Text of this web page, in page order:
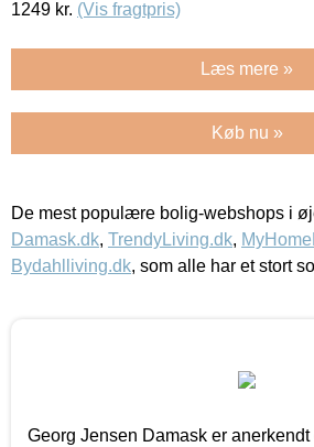
1249 kr. (Vis fragtpris)
Læs mere »
Køb nu »
De mest populære bolig-webshops i
Damask.dk, TrendyLiving.dk,
Bydahlliving.dk, som alle har et stort
Georg Jensen Damask er anerkendt